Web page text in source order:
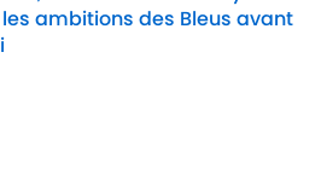
ambitions des Bleus avant
by on Invalid Date